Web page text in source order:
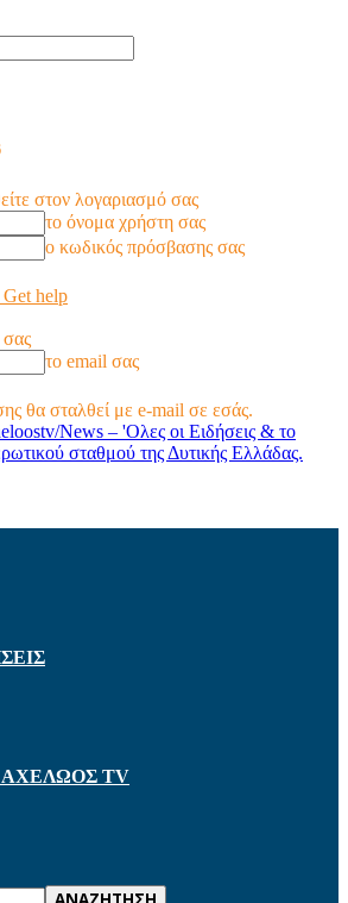
στον λογαριασμό σας
το όνομα χρήστη σας
ο κωδικός πρόσβασης σας
help
σας
το email σας
θα σταλθεί με e-mail σε εσάς.
News – 'Ολες οι Ειδήσεις & το
σταθμού της Δυτικής Ελλάδας.
TV